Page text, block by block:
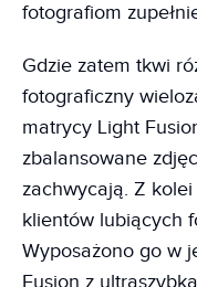
fotografiom
Gdzie zatem tkwi
fotograficzny
matrycy Light
zbalansowane
zachwycają. Z
klientów lubiących
Wyposażono go w